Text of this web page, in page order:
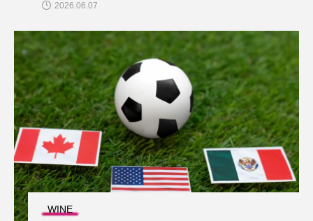
2026.06.07
WINE